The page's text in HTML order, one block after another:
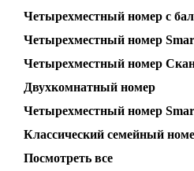
Четырехместный номер с
Четырехместный номер
Четырехместный номер
Двухкомнатный номер
Четырехместный номер
Классический семейный
Посмотреть все